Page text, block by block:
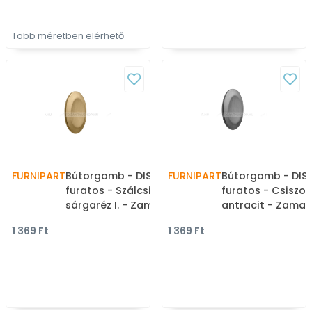
Több méretben elérhető
FURNIPARTBútorgomb - DISC I. - 1
furatos - Szálcsiszolt
sárgaréz I. - Zamak fém
1 369 Ft
FURNIPARTBútorgomb -
furatos -
antracit - Zamak fém
1 369 Ft